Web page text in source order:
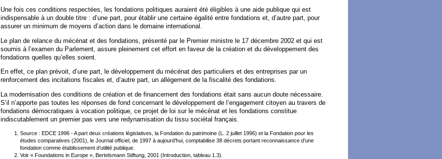
Une fois ces conditions respectées, les fondations politiques auraient été éligibles à une aide publique qui est
indispensable à un double titre : d’une part, pour établir une certaine égalité entre fondations et, d’autre part, pour
assurer un minimum de moyens d’action dans le domaine international.
Le plan de relance du mécénat et des fondations, présenté par le Premier ministre le 17 décembre 2002 et qui est
soumis à l’examen du Parlement, assure pleinement cet effort en faveur de la création et du développement des
fondations quelles qu’elles soient.
En effet, ce plan prévoit, d’une part, le développement du mécénat des particuliers et des entreprises par un
renforcement des incitations fiscales et, d’autre part, un allègement de la fiscalité des fondations.
La modernisation des conditions de création et de financement des fondations était sans aucun doute nécessaire.
S’il n’apporte pas toutes les réponses de fond concernant le développement de l’engagement citoyen au travers de
fondations démocratiques à vocation politique, ce projet de loi sur le mécénat et les fondations constitue
indiscutablement un premier pas vers une redynamisation du tissu sociétal français.
Source : EDCE 1996 - A part deux créations législatives, la Fondation du patrimoine (L. 2 juillet 1996) et la Fondation pour les
études comparatives (2001), le Journal officiel, de 1997 à aujourd’hui, comptabilise 38 décrets portant reconnaissance d’une
fondation comme établissement d’utilité publique.
Voir « Foundations in Europe », Bertelsmann Stiftung, 2001 (Introduction, tableau 1.3).